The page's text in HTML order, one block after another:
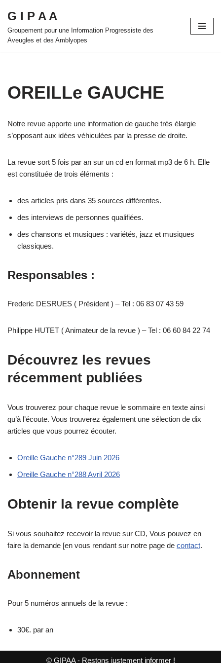
Aller
au
G I P A A
Groupement pour une Information Progressiste des
Aveugles et des Amblyopes
OREILLe GAUCHE
Notre revue apporte une information de gauche très élargie
s’opposant aux idées véhiculées par la presse de droite.
La revue sort 5 fois par an sur un cd en format mp3 de 6 h. Elle
est constituée de trois éléments :
des articles pris dans 35 sources différentes.
des interviews de personnes qualifiées.
des chansons et musiques : variétés, jazz et musiques
classiques.
Responsables :
Frederic DESRUES ( Président ) – Tel : 06 83 07 43 59
Philippe HUTET ( Animateur de la revue ) – Tel : 06 60 84 22 74
Découvrez les revues
récemment publiées
Vous trouverez pour chaque revue le sommaire en texte ainsi
qu’à l’écoute. Vous trouverez également une sélection de dix
articles que vous pourrez écouter.
Oreille Gauche n°289 Juin 2026
Oreille Gauche n°288 Avril 2026
Obtenir la revue complète
Si vous souhaitez recevoir la revue sur CD, Vous pouvez en
faire la demande [en vous rendant sur notre page de contact.
Abonnement
Pour 5 numéros annuels de la revue :
30€. par an
© GIPAA - Restons justement informer !